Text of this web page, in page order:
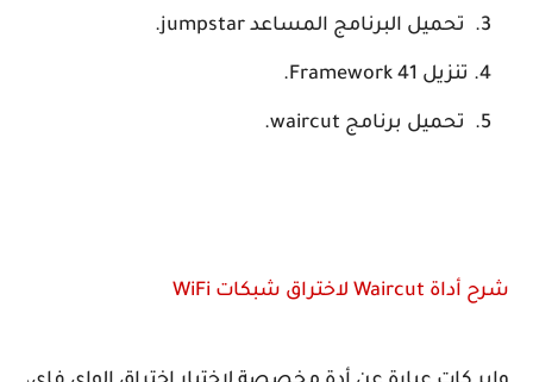
تحميل البرنامج المساعد jumpstar.
تنزيل 41 Framework.
تحميل برنامج waircut.
شرح أداة Waircut لاختراق شبكات WiFi